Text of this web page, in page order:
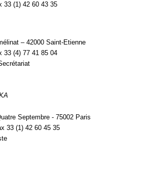
33 (1) 42 60 43 35
– 42000 Saint-Etienne
33 (4) 77 41 85 04
Septembre - 75002 Paris
33 (1) 42 60 45 35